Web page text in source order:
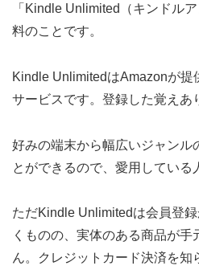
「Kindle Unlimited（キンドル
料のことです。
Kindle UnlimitedはAmazonが提
サービスです。登録した覚えあ
好みの端末から幅広いジャンル
とができるので、愛用している
ただKindle Unlimitedは会員登
くものの、実体のある商品が
ん。クレジットカード決済を知